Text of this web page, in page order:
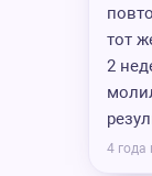
тот
2
4 года